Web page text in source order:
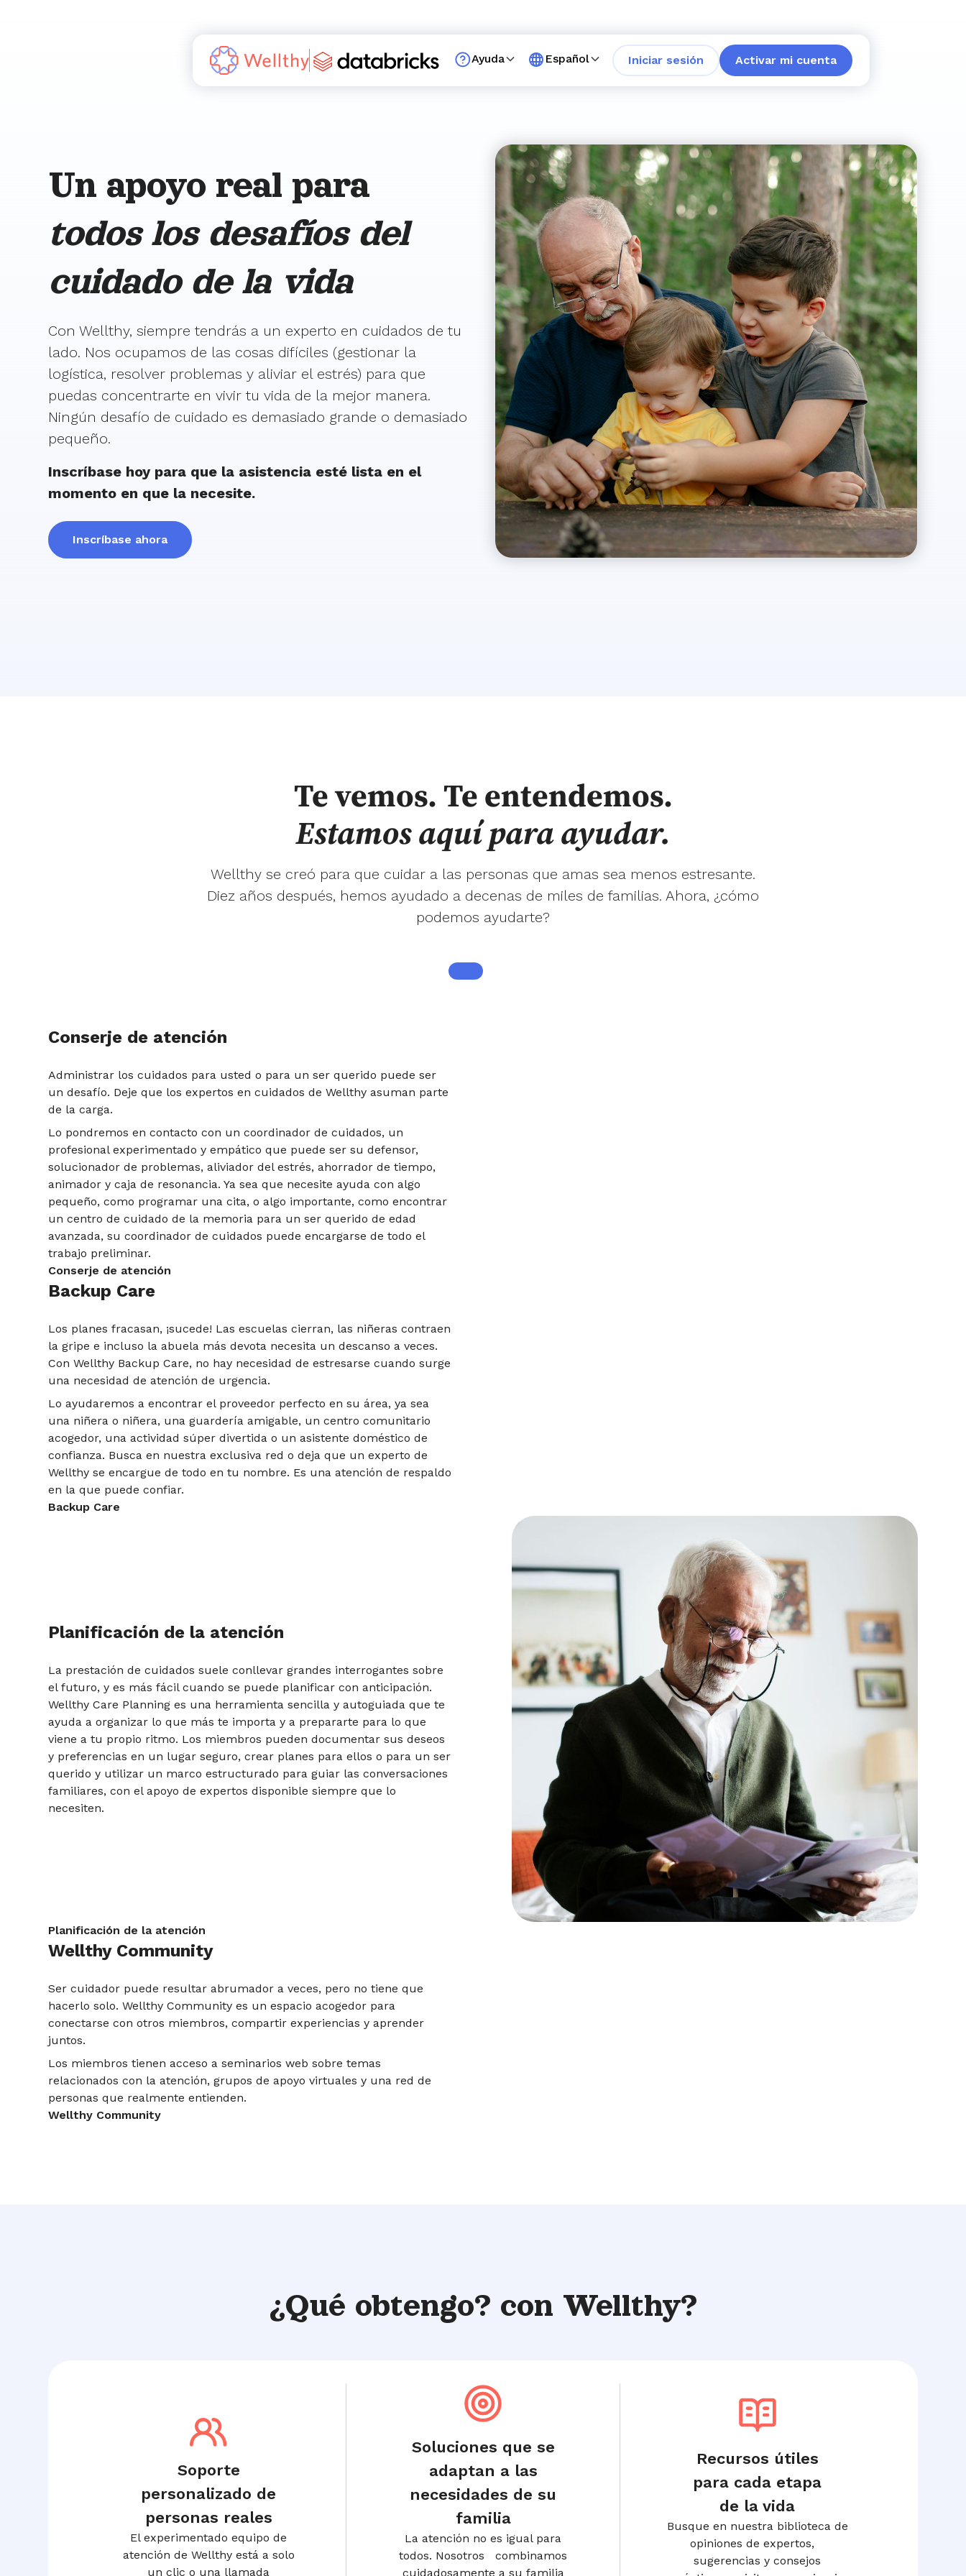
Ayuda Español Iniciar sesión Activar mi cuenta
Un apoyo real para
todos los desafíos del
cuidado de la vida
Con Wellthy, siempre tendrás a un experto en cuidados de tu
lado. Nos ocupamos de las cosas difíciles (gestionar la
logística, resolver problemas y aliviar el estrés) para que
puedas concentrarte en vivir tu vida de la mejor manera.
Ningún desafío de cuidado es demasiado grande o demasiado
pequeño.
Inscríbase hoy para que la asistencia esté lista en el
momento en que la necesite.
Inscríbase ahora
Te vemos. Te entendemos.
Estamos aquí para ayudar.
Wellthy se creó para que cuidar a las personas que amas sea menos estresante.
Diez años después, hemos ayudado a decenas de miles de familias. Ahora, ¿cómo
podemos ayudarte?
Conserje de atención
Administrar los cuidados para usted o para un ser querido puede ser
un desafío. Deje que los expertos en cuidados de Wellthy asuman parte
de la carga.
Lo pondremos en contacto con un coordinador de cuidados, un
profesional experimentado y empático que puede ser su defensor,
solucionador de problemas, aliviador del estrés, ahorrador de tiempo,
animador y caja de resonancia. Ya sea que necesite ayuda con algo
pequeño, como programar una cita, o algo importante, como encontrar
un centro de cuidado de la memoria para un ser querido de edad
avanzada, su coordinador de cuidados puede encargarse de todo el
trabajo preliminar.
Conserje de atención
Backup Care
Los planes fracasan, ¡sucede! Las escuelas cierran, las niñeras contraen
la gripe e incluso la abuela más devota necesita un descanso a veces.
Con Wellthy Backup Care, no hay necesidad de estresarse cuando surge
una necesidad de atención de urgencia.
Lo ayudaremos a encontrar el proveedor perfecto en su área, ya sea
una niñera o niñera, una guardería amigable, un centro comunitario
acogedor, una actividad súper divertida o un asistente doméstico de
confianza. Busca en nuestra exclusiva red o deja que un experto de
Wellthy se encargue de todo en tu nombre. Es una atención de respaldo
en la que puede confiar.
Backup Care
Planificación de la atención
La prestación de cuidados suele conllevar grandes interrogantes sobre
el futuro, y es más fácil cuando se puede planificar con anticipación.
Wellthy Care Planning es una herramienta sencilla y autoguiada que te
ayuda a organizar lo que más te importa y a prepararte para lo que
viene a tu propio ritmo. Los miembros pueden documentar sus deseos
y preferencias en un lugar seguro, crear planes para ellos o para un ser
querido y utilizar un marco estructurado para guiar las conversaciones
familiares, con el apoyo de expertos disponible siempre que lo
necesiten.
Planificación de la atención
Wellthy Community
Ser cuidador puede resultar abrumador a veces, pero no tiene que
hacerlo solo. Wellthy Community es un espacio acogedor para
conectarse con otros miembros, compartir experiencias y aprender
juntos.
Los miembros tienen acceso a seminarios web sobre temas
relacionados con la atención, grupos de apoyo virtuales y una red de
personas que realmente entienden.
Wellthy Community
¿Qué obtengo? con Wellthy?
Soporte
personalizado de
personas reales
El experimentado equipo de
atención de Wellthy está a solo
un clic o una llamada
Soluciones que se
adaptan a las
necesidades de su
familia
La atención no es igual para
todos. Nosotros combinamos
cuidadosamente a su familia
Recursos útiles
para cada etapa
de la vida
Busque en nuestra biblioteca de
opiniones de expertos,
sugerencias y consejos